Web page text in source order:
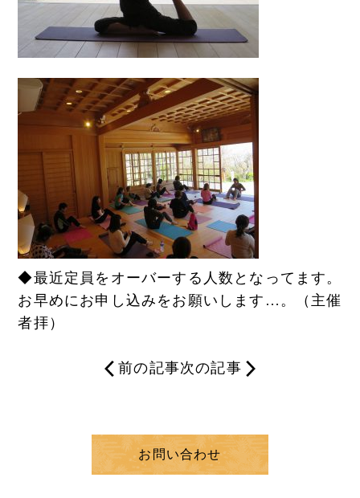
◆最近定員をオーバーする人数となってます。
お早めにお申し込みをお願いします…。（主催
者拝）
前の記事次の記事
お問い合わせ